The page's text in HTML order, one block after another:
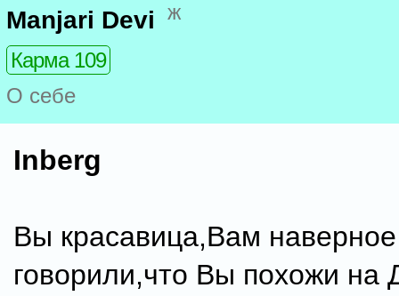
Manjari Devi ж
Карма 109
О себе
Inberg
Вы красавица,Вам наверное
говорили,что Вы похожи на